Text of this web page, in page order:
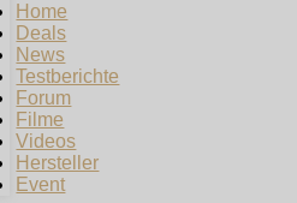
Home
Deals
News
Testberichte
Forum
Filme
Videos
Hersteller
Event